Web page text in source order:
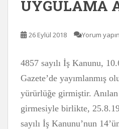
UYGULAMA
26 Eylül 2018 Yorum yapın
4857 sayılı İş Kanunu,
Gazete’de yayımlanmış
yürürlüğe girmiştir.
girmesiyle birlikte,
sayılı İş Kanunu’nun